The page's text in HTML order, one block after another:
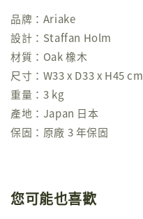
品牌：Ariake
設計：Staffan Holm
材質：Oak 橡木
尺寸：W33 x D33 x H45 cm
重量：3 kg
產地：Japan 日本
保固：原廠 3 年保固
您可能也喜歡